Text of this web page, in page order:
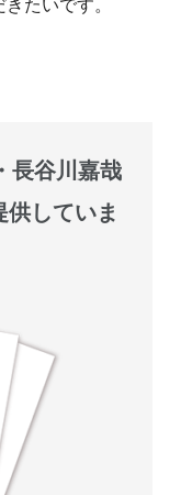
たいです。
長谷川嘉哉
供していま